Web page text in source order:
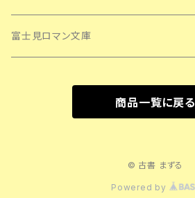
富士見ロマン文庫
商品一覧に戻る
© 古書 まずる
Powered by